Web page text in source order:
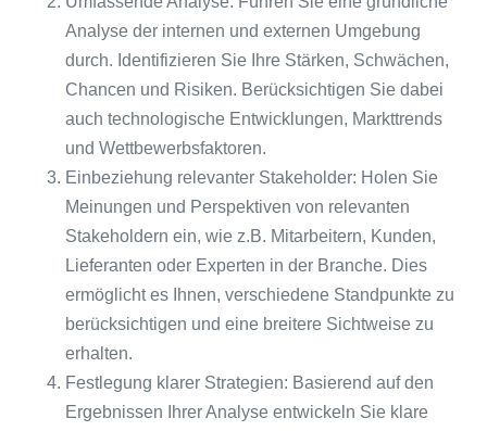
Analyse der internen und externen Umgebung
durch. Identifizieren Sie Ihre Stärken, Schwächen,
Chancen und Risiken. Berücksichtigen Sie dabei
auch technologische Entwicklungen, Markttrends
und Wettbewerbsfaktoren.
Einbeziehung relevanter Stakeholder: Holen Sie
Meinungen und Perspektiven von relevanten
Stakeholdern ein, wie z.B. Mitarbeitern, Kunden,
Lieferanten oder Experten in der Branche. Dies
ermöglicht es Ihnen, verschiedene Standpunkte zu
berücksichtigen und eine breitere Sichtweise zu
erhalten.
Festlegung klarer Strategien: Basierend auf den
Ergebnissen Ihrer Analyse entwickeln Sie klare